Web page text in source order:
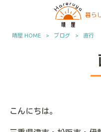
晴屋 HOME > ブログ > 直行
こんにちは。